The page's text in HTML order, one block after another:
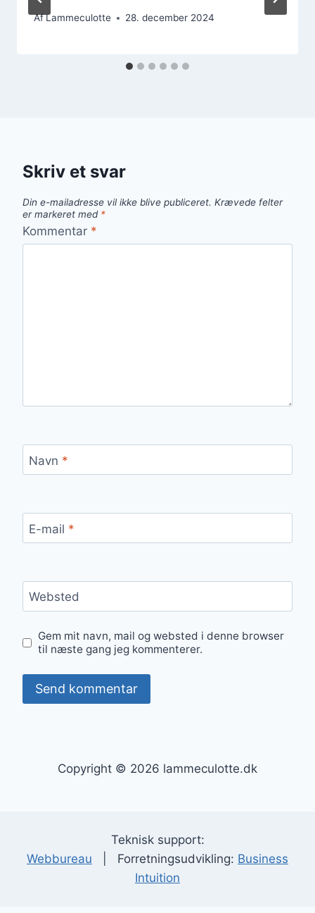
AfLammeculotte 28. december 2024
Skriv et svar
Din e-mailadresse vil ikke blive publiceret. Krævede felter
er markeret med *
Kommentar *
Navn *
E-mail *
Websted
Gem mit navn, mail og websted i denne browser
til næste gang jeg kommenterer.
Copyright © 2026 lammeculotte.dk
Teknisk support:
Webbureau | Forretningsudvikling: Business
Intuition